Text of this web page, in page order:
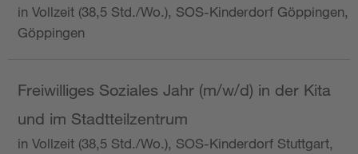
in Vollzeit (38,5 Std./Wo.), SOS-Kinderdorf Göppingen,
Göppingen
Freiwilliges Soziales Jahr (m/w/d) in der Kita
und im Stadtteilzentrum
in Vollzeit (38,5 Std./Wo.), SOS-Kinderdorf Stuttgart,